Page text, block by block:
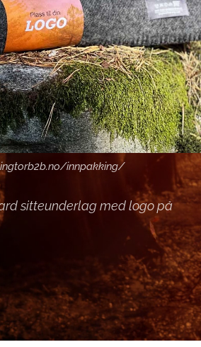
innpakking/
sitteunderlag med logo på